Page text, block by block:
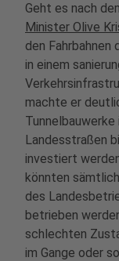
Geht es nach
Minister Olive
den
in einem
machte er
Tunnelbauwerke
Landesstraßen
investiert
könnten
des
betrieben
schlechten
im Gange oder